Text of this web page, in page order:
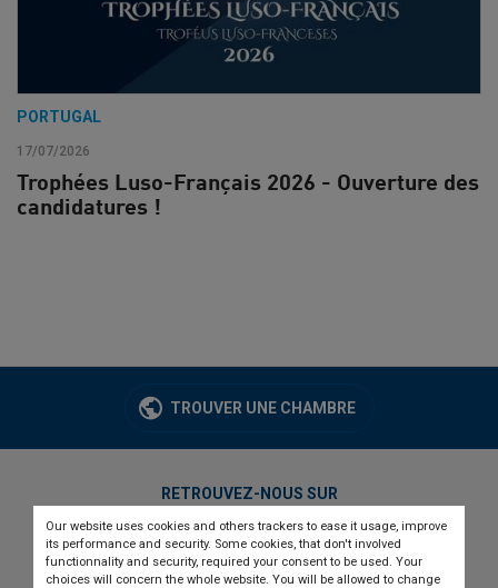
Our website uses cookies and others trackers to ease it usage, improve
its performance and security. Some cookies, that don't involved
functionnality and security, required your consent to be used. Your
choices will concern the whole website. You will be allowed to change
PORTUGAL
17/07/2026
Trophées Luso-Français 2026 - Ouverture des
candidatures !
TROUVER UNE CHAMBRE
RETROUVEZ-NOUS SUR
twitterlinkedinyoutube